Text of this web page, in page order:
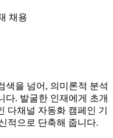
채용
색을 넘어, 의미론적 분석
다. 발굴한 인재에게 초개
다채널 자동화 캠페인 기
적으로 단축해 줍니다.